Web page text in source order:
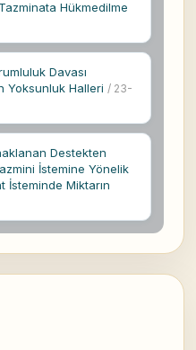
Hükmedilme
Davası
Yoksunluk Halleri / 23-
Destekten
İstemine Yönelik
İsteminde Miktarın